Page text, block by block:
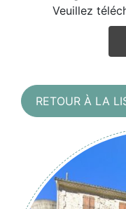
Veuillez
RETOUR À LA